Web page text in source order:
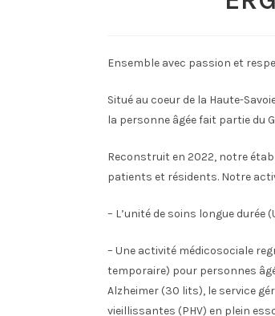
Ensemble avec passion et
Situé au coeur de la Haute-
la personne âgée fait partie du
Reconstruit en 2022, notre
patients et résidents. Notre
– L’unité de soins longue durée
– Une activité médicosociale
temporaire) pour personnes
Alzheimer (30 lits), le service
vieillissantes (PHV) en plein